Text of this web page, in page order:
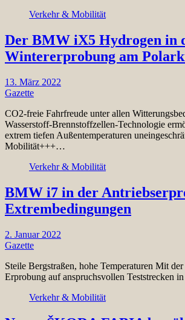
Verkehr & Mobilität
Der BMW iX5 Hydrogen in
Wintererprobung am
13. März 2022
Gazette
CO2-freie Fahrfreude unter allen
Wasserstoff-Brennstoffzellen-Technologie
extrem tiefen Außentemperaturen
Mobilität+++…
Verkehr & Mobilität
BMW i7 in der
Extrembedingungen
2. Januar 2022
Gazette
Steile Bergstraßen, hohe Temperaturen Mit
Erprobung auf anspruchsvollen Teststrecken
Verkehr & Mobilität